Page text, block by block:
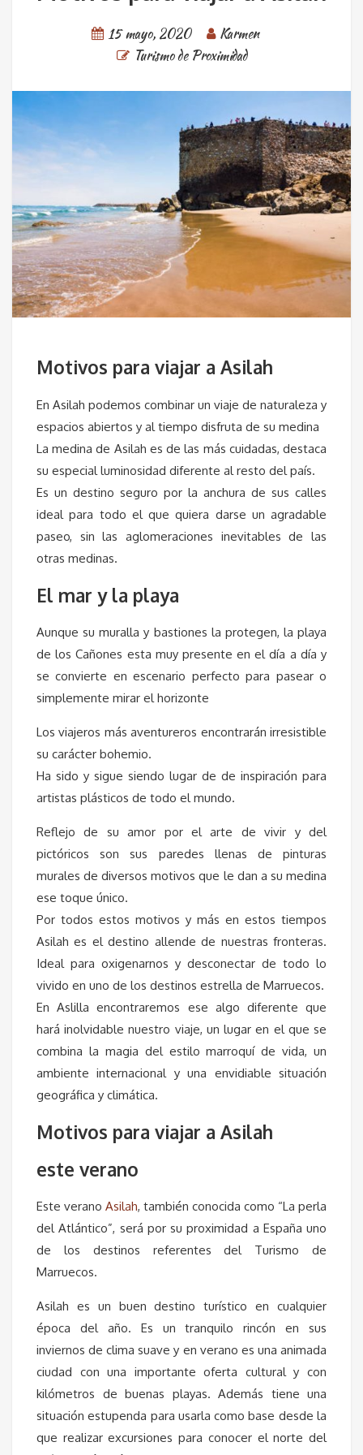
15 mayo, 2020
Karmen
Turismo de Proximidad
Motivos para viajar a Asilah
En Asilah podemos combinar un viaje de naturaleza y
espacios abiertos y al tiempo disfruta de su medina
La medina de Asilah es de las más cuidadas, destaca
su especial luminosidad diferente al resto del país.
Es un destino seguro por la anchura de sus calles
ideal para todo el que quiera darse un agradable
paseo, sin las aglomeraciones inevitables de las
otras medinas.
El mar y la playa
Aunque su muralla y bastiones la protegen, la playa
de los Cañones esta muy presente en el día a día y
se convierte en escenario perfecto para pasear o
simplemente mirar el horizonte
Los viajeros más aventureros encontrarán irresistible
su carácter bohemio.
Ha sido y sigue siendo lugar de de inspiración para
artistas plásticos de todo el mundo.
Reflejo de su amor por el arte de vivir y del
pictóricos son sus paredes llenas de pinturas
murales de diversos motivos que le dan a su medina
ese toque único.
Por todos estos motivos y más en estos tiempos
Asilah es el destino allende de nuestras fronteras.
Ideal para oxigenarnos y desconectar de todo lo
vivido en uno de los destinos estrella de Marruecos.
En Aslilla encontraremos ese algo diferente que
hará inolvidable nuestro viaje, un lugar en el que se
combina la magia del estilo marroquí de vida, un
ambiente internacional y una envidiable situación
geográfica y climática.
Motivos para viajar a Asilah
este verano
Este verano Asilah, también conocida como “La perla
del Atlántico”, será por su proximidad a España uno
de los destinos referentes del Turismo de
Marruecos.
Asilah es un buen destino turístico en cualquier
época del año. Es un tranquilo rincón en sus
inviernos de clima suave y en verano es una animada
ciudad con una importante oferta cultural y con
kilómetros de buenas playas. Además tiene una
situación estupenda para usarla como base desde la
que realizar excursiones para conocer el norte del